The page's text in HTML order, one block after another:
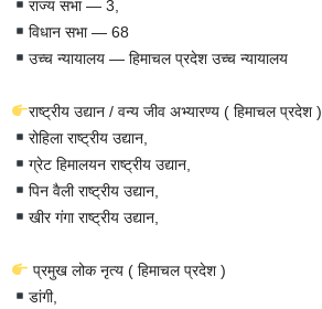
राज्य सभा — 3,
विधान सभा — 68
उच्च न्यायालय — हिमाचल प्रदेश उच्च न्यायालय
राष्ट्रीय उद्यान / वन्य जीव अभ्यारण्य ( हिमाचल प्रदेश )
रोहिला राष्ट्रीय उद्यान,
ग्रेट हिमालयन राष्ट्रीय उद्यान,
पिन वैली राष्ट्रीय उद्यान,
खीर गंगा राष्ट्रीय उद्यान,
प्रमुख लोक नृत्य ( हिमाचल प्रदेश )
डांगी,